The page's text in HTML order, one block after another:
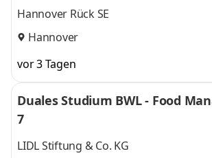
Hannover Rück SE
Hannover
vor 3 Tagen
Duales Studium BWL - Food
7
LIDL Stiftung & Co. KG